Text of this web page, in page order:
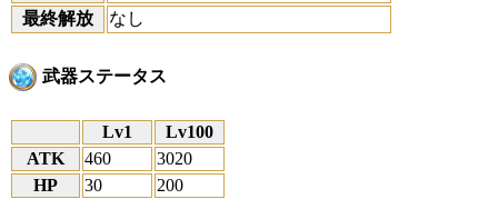
最終解放
なし
武器ステータス
Lv1
Lv100
ATK
460
3020
HP
30 200